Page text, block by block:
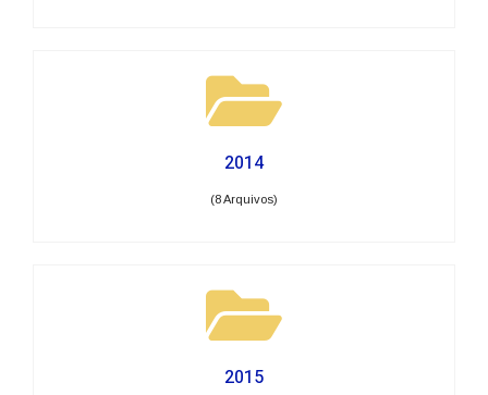
2014
(8 Arquivos)
2015